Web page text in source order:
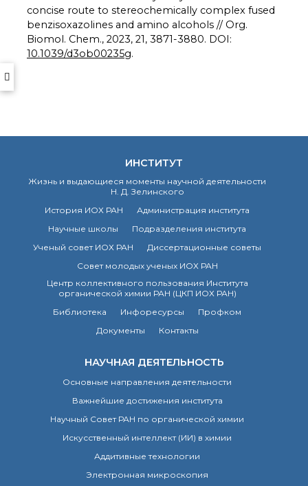
Конкурсы вакантных
должностей
История ВХК РАН
Преподавательский
Внутренний сайт
ЯМР-центр ИОХ РАН
concise route to stereochemically complex fused
benzisoxazolines and amino alcohols // Org.
Biomol. Chem., 2023, 21, 3871-3880. DOI:
10.1039/d3ob00235g.
ИНСТИТУТ
Жизнь и выдающиеся моменты научной деятельности
Н. Д. Зелинского
История ИОХ РАН
Администрация института
Научные школы
Подразделения института
Ученый совет ИОХ РАН
Диссертационные советы
Совет молодых ученых ИОХ РАН
Центр коллективного пользования Института
органической химии РАН (ЦКП ИОХ РАН)
Библиотека
Инфоресурсы
Профком
Документы
Контакты
НАУЧНАЯ ДЕЯТЕЛЬНОСТЬ
Основные направления деятельности
Важнейшие достижения института
Научный Совет РАН по органической химии
Искусственный интеллект (ИИ) в химии
Аддитивные технологии
Электронная микроскопия